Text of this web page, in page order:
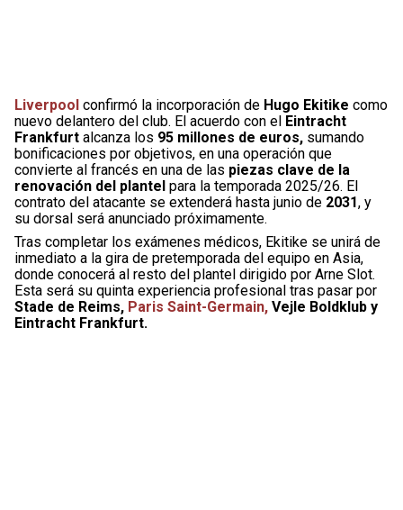
Liverpool confirmó la incorporación de Hugo Ekitike como
nuevo delantero del club. El acuerdo con el Eintracht
Frankfurt alcanza los 95 millones de euros, sumando
bonificaciones por objetivos, en una operación que
convierte al francés en una de las piezas clave de la
renovación del plantel para la temporada 2025/26. El
contrato del atacante se extenderá hasta junio de 2031, y
su dorsal será anunciado próximamente.
Tras completar los exámenes médicos, Ekitike se unirá de
inmediato a la gira de pretemporada del equipo en Asia,
donde conocerá al resto del plantel dirigido por Arne Slot.
Esta será su quinta experiencia profesional tras pasar por
Stade de Reims, Paris Saint-Germain, Vejle Boldklub y
Eintracht Frankfurt.